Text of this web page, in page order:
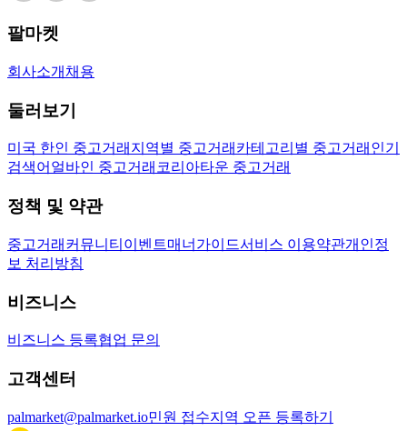
팔마켓
회사소개 채용
둘러보기
미국 한인 중고거래 지역별 중고거래 카테고리별 중고거래 인기
검색어 얼바인 중고거래 코리아타운 중고거래
정책 및 약관
중고거래 커뮤니티 이벤트매너가이드서비스 이용약관개인정
보 처리방침
비즈니스
비즈니스 등록협업 문의
고객센터
palmarket@palmarket.io민원 접수지역 오픈 등록하기